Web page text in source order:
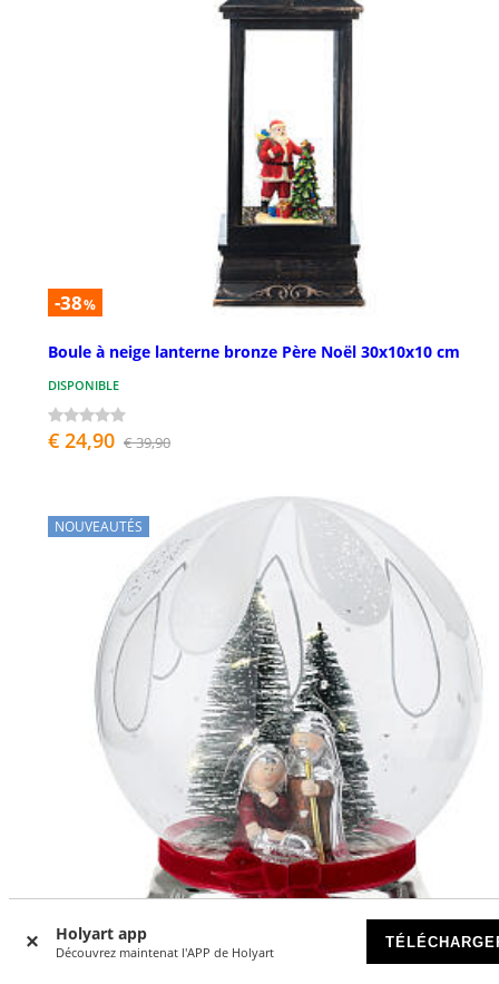
Holyart app
Découvrez maintenat l'APP de Holyart
-38%
Boule à neige lanterne bronze Père Noël 30x10x10 cm
DISPONIBLE
€ 24,90 € 39,90
NOUVEAUTÉS